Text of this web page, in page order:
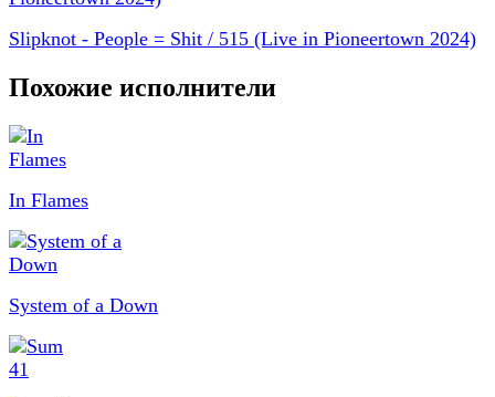
Slipknot - People = Shit / 515 (Live in Pioneertown 2024)
Похожие исполнители
In Flames
System of a Down